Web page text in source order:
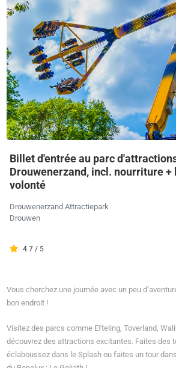
Billet d'entrée au parc
Drouwenerzand, incl. nourriture +
volonté
Drouwenerzand Attractiepark
Drouwen
4.7 / 5
Vous cherchez une journée avec un peu
bon endroit !
Visitez des parcs comme Efteling, Toverland,
découvrez des attractions excitantes. Faites des
éclaboussez dans le Splash ou faites un tour